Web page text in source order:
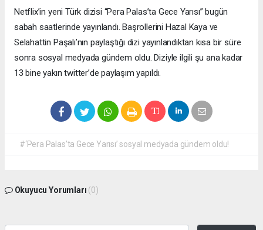
Netflix’in yeni Türk dizisi “Pera Palas’ta Gece Yarısı” bugün
sabah saatlerinde yayınlandı. Başrollerini Hazal Kaya ve
Selahattin Paşalı’nın paylaştığı dizi yayınlandıktan kısa bir süre
sonra sosyal medyada gündem oldu. Diziyle ilgili şu ana kadar
13 bine yakın twitter’de paylaşım yapıldı.
#‘Pera Palas’ta Gece Yarısı’ sosyal medyada gündem oldu!
Okuyucu Yorumları (0)